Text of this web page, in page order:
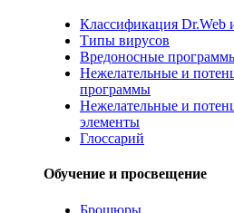
Классификация Dr.Web
Типы вирусов
Вредоносные
Нежелательные и
программы
Нежелательные и
элементы
Глоссарий
Обучение и просвещение
Брошюры